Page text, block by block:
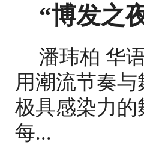
“博发之
潘玮柏 华
用潮流节奏
极具感染力
每...